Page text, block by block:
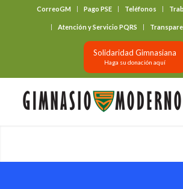
CorreoGM Pago PSE Teléfonos
Atención y Servicio PQRS
Solidaridad Gimnasiana
Haga su donación aquí